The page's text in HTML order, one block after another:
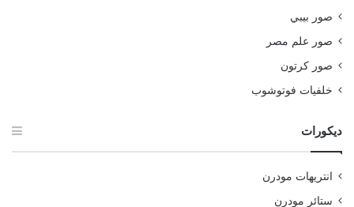
صور بيبي
صور علم مصر
صور كرتون
خلفيات فوتوشوب
ديكورات
انتريهات مودرن
ستائر مودرن